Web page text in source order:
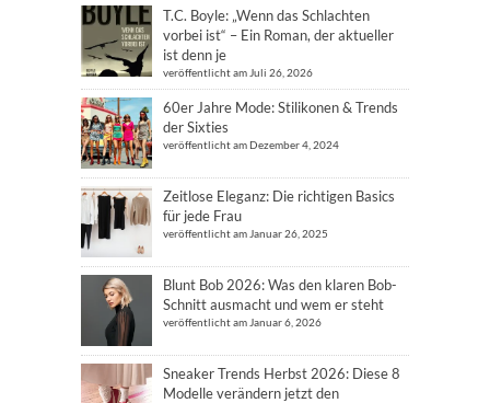
T.C. Boyle: „Wenn das Schlachten
vorbei ist“ – Ein Roman, der aktueller
ist denn je
veröffentlicht am Juli 26, 2026
60er Jahre Mode: Stilikonen & Trends
der Sixties
veröffentlicht am Dezember 4, 2024
Zeitlose Eleganz: Die richtigen Basics
für jede Frau
veröffentlicht am Januar 26, 2025
Blunt Bob 2026: Was den klaren Bob-
Schnitt ausmacht und wem er steht
veröffentlicht am Januar 6, 2026
Sneaker Trends Herbst 2026: Diese 8
Modelle verändern jetzt den